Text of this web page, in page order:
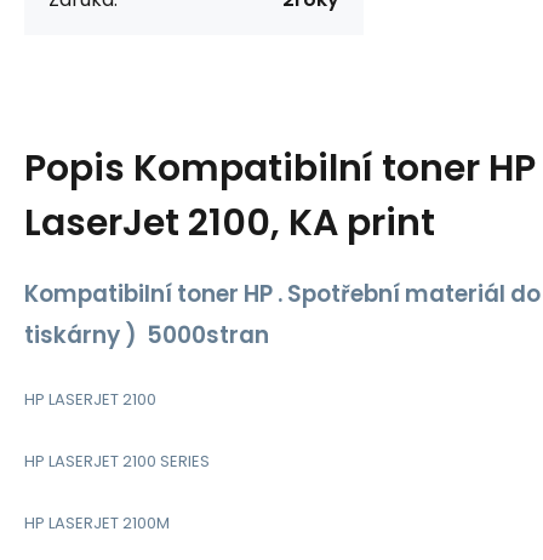
Popis Kompatibilní toner HP
LaserJet 2100, KA print
Kompatibilní toner HP . Spotřební materiál
tiskárny ) 5000stran
HP LASERJET 2100
HP LASERJET 2100 SERIES
HP LASERJET 2100M